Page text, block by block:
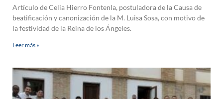
Artículo de Celia Hierro Fontenla, postuladora de la Causa de
beatificación y canonización de la M. Luisa Sosa, con motivo de
la festividad de la Reina de los Ángeles.
Leer más »